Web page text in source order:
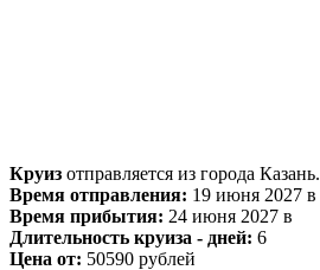
Круиз отправляется из города Казань.
Время отправления: 19 июня 2027 в
Время прибытия: 24 июня 2027 в
Длительность круиза - дней: 6
Цена от: 50590 рублей